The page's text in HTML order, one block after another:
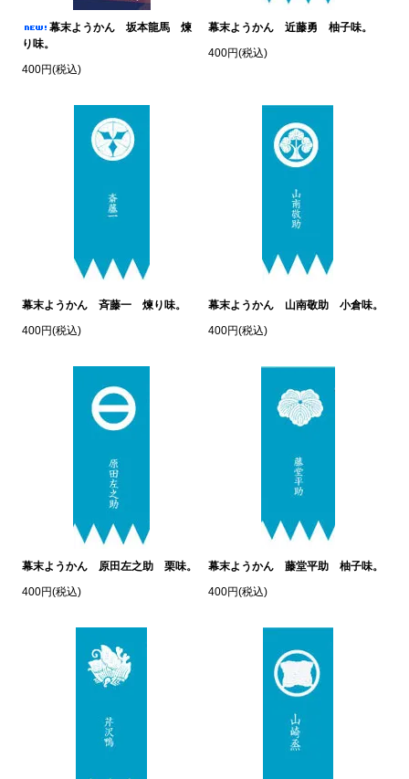
幕末ようかん 坂本龍馬 煉
り味。
400円(税込)
幕末ようかん 近藤勇 柚子味。
400円(税込)
幕末ようかん 斉藤一 煉り味。
400円(税込)
幕末ようかん 山南敬助 小倉味。
400円(税込)
幕末ようかん 原田左之助 栗味。
400円(税込)
幕末ようかん 藤堂平助 柚子味。
400円(税込)